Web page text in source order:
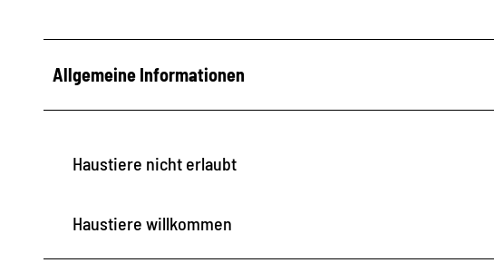
Allgemeine Informationen
Haustiere nicht erlaubt
Haustiere willkommen